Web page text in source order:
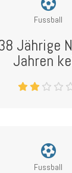
Fussball
Jährige
Jahren
Fussball